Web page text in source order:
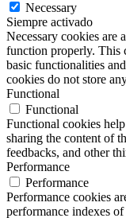
Necessary
Siempre activado
Necessary cookies are
function properly. This
basic functionalities
cookies do not store
Functional
Functional
Functional cookies
sharing the content of
feedbacks, and other
Performance
Performance
Performance cookies
performance indexes